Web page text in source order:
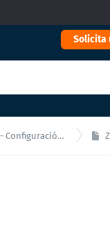
Solicita
Inicial